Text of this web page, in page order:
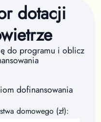
dotacji
do programu i oblicz
dofinansowania
domowego (zł):